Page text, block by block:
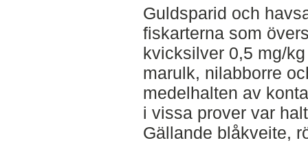
Guldsparid och
fiskarterna som
kvicksilver 0,5 mg/
marulk, nilabborre
medelhalten av
i vissa prover var
Gällande blåkveite,